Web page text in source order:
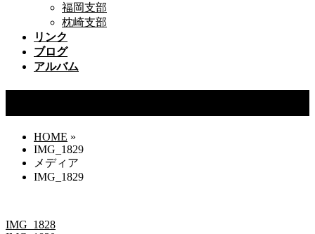
福岡支部
枕崎支部
リンク
ブログ
アルバム
HOME »
IMG_1829
メディア
IMG_1829
IMG_1828